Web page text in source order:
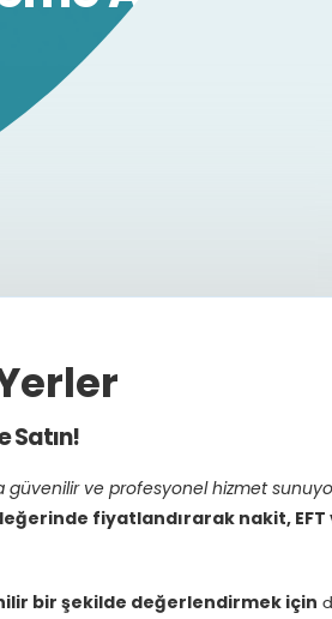
Satın!
güvenilir ve profesyonel hizmet
fiyatlandırarak nakit, EFT
bir şekilde değerlendirmek için